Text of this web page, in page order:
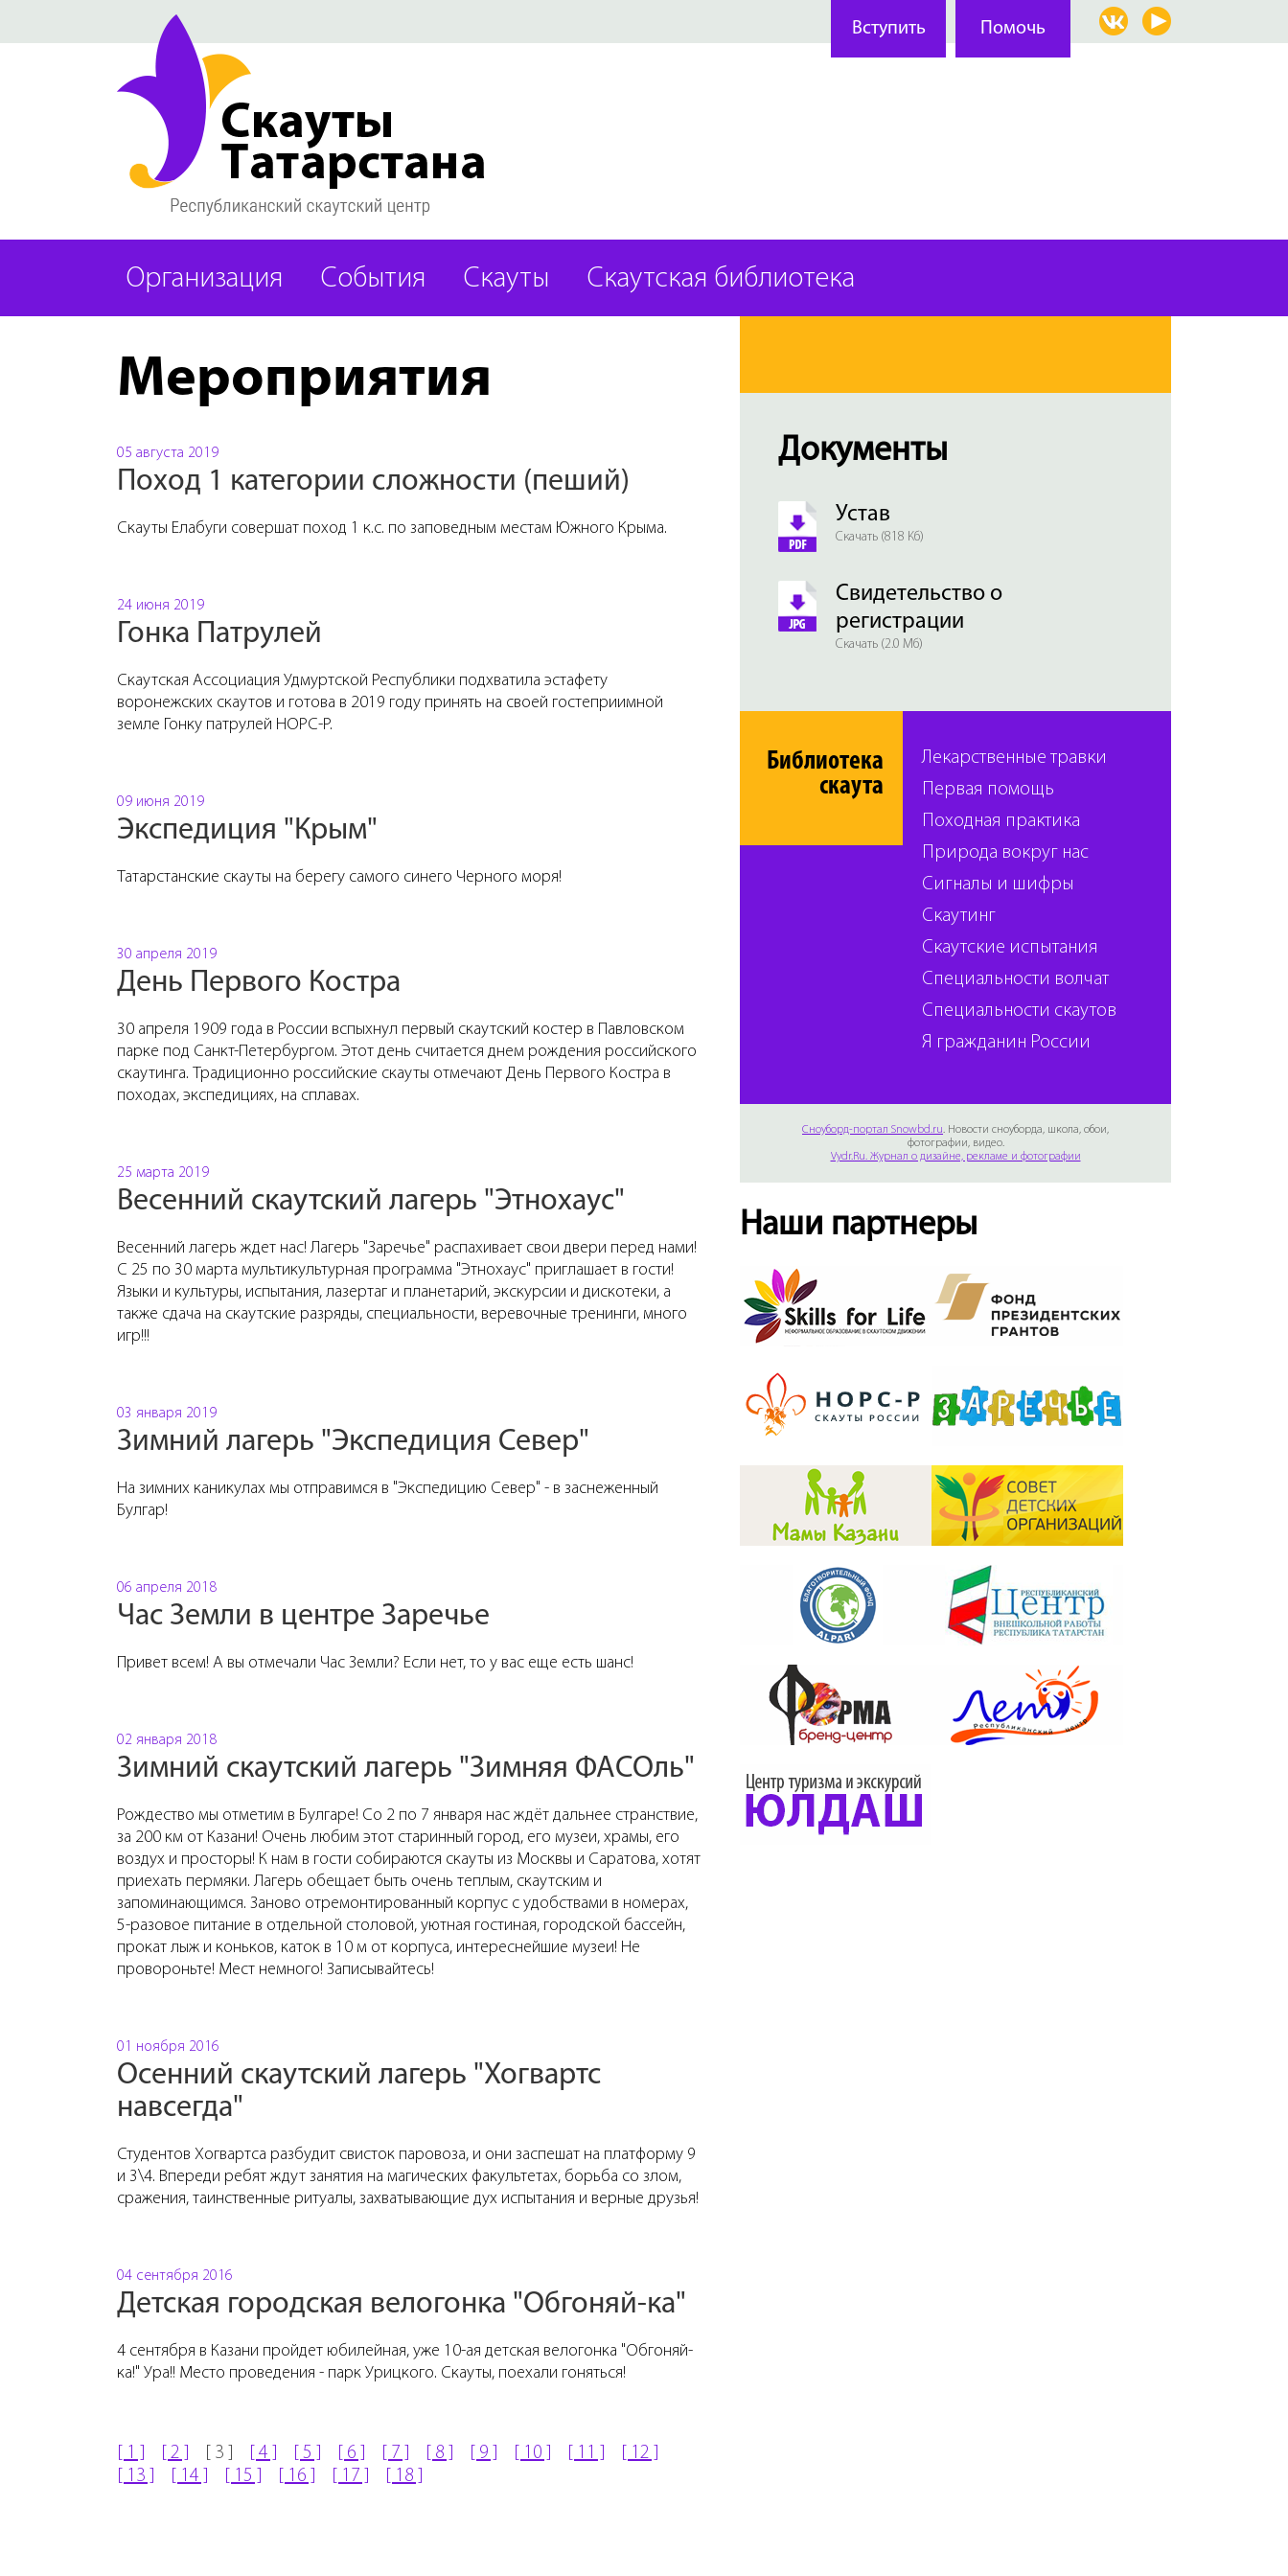
Организация События Скауты Скаутская библиотека
Мероприятия
05 августа 2019
Поход 1 категории сложности (пеший)
Скауты Елабуги совершат поход 1 к.с. по заповедным местам Южного Крыма.
24 июня 2019
Гонка Патрулей
Скаутская Ассоциация Удмуртской Республики подхватила эстафету
воронежских скаутов и готова в 2019 году принять на своей гостеприимной
земле Гонку патрулей НОРС-Р.
09 июня 2019
Экспедиция "Крым"
Татарстанские скауты на берегу самого синего Черного моря!
30 апреля 2019
День Первого Костра
30 апреля 1909 года в России вспыхнул первый скаутский костер в Павловском
парке под Санкт-Петербургом. Этот день считается днем рождения российского
скаутинга. Традиционно российские скауты отмечают День Первого Костра в
походах, экспедициях, на сплавах.
25 марта 2019
Весенний скаутский лагерь "Этнохаус"
Весенний лагерь ждет нас! Лагерь "Заречье" распахивает свои двери перед нами!
С 25 по 30 марта мультикультурная программа "Этнохаус" приглашает в гости!
Языки и культуры, испытания, лазертаг и планетарий, экскурсии и дискотеки, а
также сдача на скаутские разряды, специальности, веревочные тренинги, много
игр!!!
03 января 2019
Зимний лагерь "Экспедиция Север"
На зимних каникулах мы отправимся в "Экспедицию Север" - в заснеженный
Булгар!
06 апреля 2018
Час Земли в центре Заречье
Привет всем! А вы отмечали Час Земли? Если нет, то у вас еще есть шанс!
02 января 2018
Зимний скаутский лагерь "Зимняя ФАСОль"
Рождество мы отметим в Булгаре! Со 2 по 7 января нас ждёт дальнее странствие,
за 200 км от Казани! Очень любим этот старинный город, его музеи, храмы, его
воздух и просторы! К нам в гости собираются скауты из Москвы и Саратова, хотят
приехать пермяки. Лагерь обещает быть очень теплым, скаутским и
запоминающимся. Заново отремонтированный корпус с удобствами в номерах,
5-разовое питание в отдельной столовой, уютная гостиная, городской бассейн,
прокат лыж и коньков, каток в 10 м от корпуса, интереснейшие музеи! Не
провороньте! Мест немного! Записывайтесь!
01 ноября 2016
Осенний скаутский лагерь "Хогвартс
навсегда"
Студентов Хогвартса разбудит свисток паровоза, и они заспешат на платформу 9
и 3\4. Впереди ребят ждут занятия на магических факультетах, борьба со злом,
сражения, таинственные ритуалы, захватывающие дух испытания и верные друзья!
04 сентября 2016
Детская городская велогонка "Обгоняй-ка"
4 сентября в Казани пройдет юбилейная, уже 10-ая детская велогонка "Обгоняй-
ка!" Ура!! Место проведения - парк Урицкого. Скауты, поехали гоняться!
[ 1 ] [ 2 ] [ 3 ] [ 4 ] [ 5 ] [ 6 ] [ 7 ] [ 8 ] [ 9 ] [ 10 ] [ 11 ]
[ 12 ]
[ 13 ]
[ 14 ] [ 15 ] [ 16 ] [ 17 ] [ 18 ]
Документы
Устав
Скачать (818 Кб)
Свидетельство о
регистрации
Скачать (2.0 Мб)
Библиотека
скаута
Лекарственные травки
Первая помощь
Походная практика
Природа вокруг нас
Сигналы и шифры
Скаутинг
Скаутские испытания
Специальности волчат
Специальности скаутов
Я гражданин России
Сноуборд-портал Snowbd.ru. Новости сноуборда, школа, обои,
фотографии, видео.
Vydr.Ru. Журнал о дизайне, рекламе и фотографии
Наши партнеры